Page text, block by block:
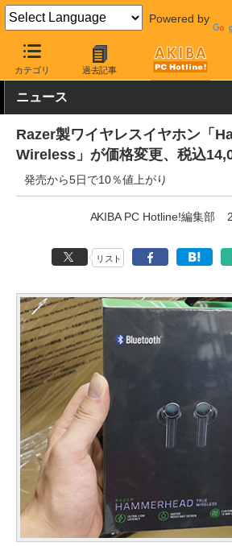
Powered by
カテゴリ 過去記事
AKIBA PC Hotline! PC周辺機器 ヘッド
ニュース
Razer製ワイヤレスイヤホン「
Wireless」が価格変更、税込
発売から5日で10％値上がり
AKIBA PC Hotline!編集部
リスト